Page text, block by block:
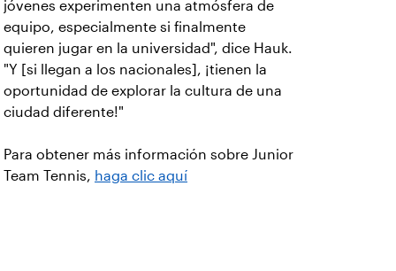
jóvenes experimenten una atmósfera de
equipo, especialmente si finalmente
quieren jugar en la universidad", dice Hauk.
"Y [si llegan a los nacionales], ¡tienen la
oportunidad de explorar la cultura de una
ciudad diferente!"
Para obtener más información sobre Junior
Team Tennis, haga clic aquí